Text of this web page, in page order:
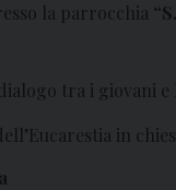
la parrocchia
tra i giovani
in